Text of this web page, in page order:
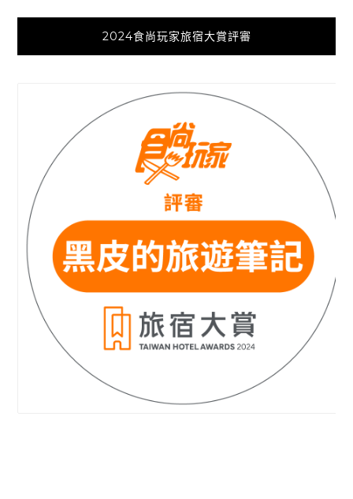
2024食尚玩家旅宿大賞評審